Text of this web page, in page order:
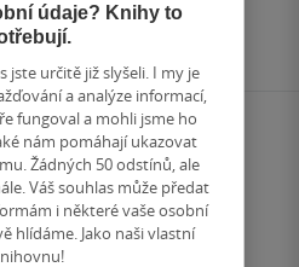
na
stránku
údaje? Knihy to
jste určitě již slyšeli. I my je
a analýze informací,
fungoval a mohli jsme ho
nám pomáhají ukazovat
Žádných 50 odstínů, ale
Váš souhlas může předat
i některé vaše osobní
hlídáme. Jako naši vlastní